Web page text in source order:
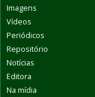
Imagens
Vídeos
Periódicos
Repositório
Notícias
Editora
Na mídia